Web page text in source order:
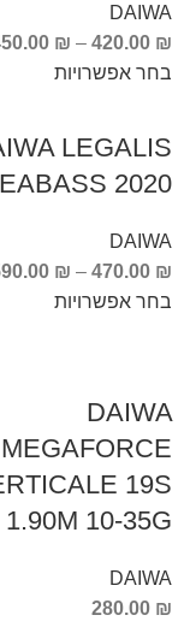
DAIWA
420.00 ₪
–
₪
בחר אפשרויות
LEGALIS
2020
DAIWA
470.00 ₪
–
₪
בחר אפשרויות
DAIWA
MEGAFORCE
19S
1.90M 10-35G
DAIWA
280.00 ₪